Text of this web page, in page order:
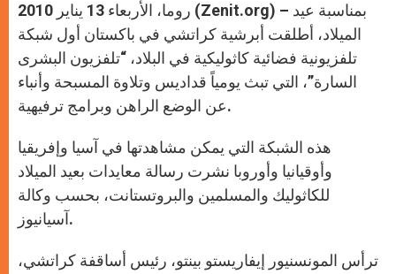
روما، الأربعاء 13 يناير 2010 (Zenit.org) – بمناسبة عيد
الميلاد، أطلقت أبرشية كراتشي في باكستان أول شبكة
تلفزيونية فضائية كاثوليكية في البلاد، “تلفزيون البشرى
السارة”، التي تبث يومياً قداديس وتلاوة المسبحة وأنباء
عن الوضع الراهن وبرامج ترفيهية.
هذه الشبكة التي يمكن مشاهدتها في آسيا وإفريقيا
وأوقيانيا وأوروبا نشرت رسالة معايدات بعيد الميلاد
للكاثوليك والمسلمين والبروتستانت، بحسب وكالة
آسيانيوز.
ترأس المونسنيور إيفاريستو بينتو، رئيس أساقفة كراتشي،